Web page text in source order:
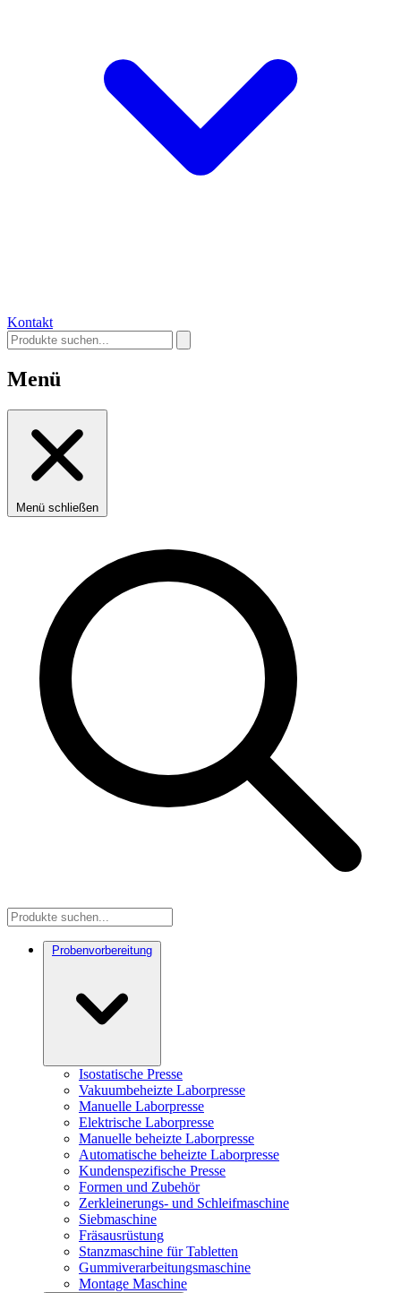
Kontakt
Menü
Menü schließen
Probenvorbereitung
Isostatische Presse
Vakuumbeheizte Laborpresse
Manuelle Laborpresse
Elektrische Laborpresse
Manuelle beheizte Laborpresse
Automatische beheizte Laborpresse
Kundenspezifische Presse
Formen und Zubehör
Zerkleinerungs- und Schleifmaschine
Siebmaschine
Fräsausrüstung
Stanzmaschine für Tabletten
Gummiverarbeitungsmaschine
Montage Maschine